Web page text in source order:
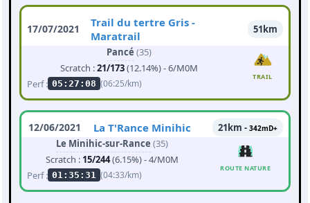
17/07/2021
Trail du tertre Gris -
Maratrail
51km
Pancé (35)
Scratch :21/173(12.14%) - 6/M0M
Perf : 05:27:08 (06:25/km)
TRAIL
12/06/2021 La T'Rance Minihic 21km - 342mD+
Le Minihic-sur-Rance (35)
Scratch : 15/244(6.15%) - 4/M0M
Perf : 01:35:31 (04:33/km)
ROUTE NATURE